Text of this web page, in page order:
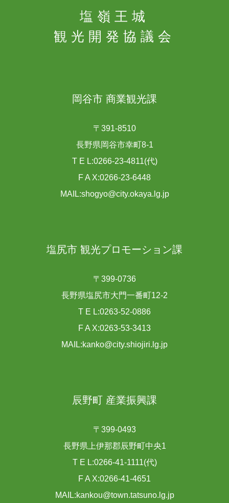
塩嶺王城
観光開発協議会
岡谷市 商業観光課
〒391-8510
長野県岡谷市幸町8-1
T E L:0266-23-4811(代)
F A X:0266-23-6448
MAIL:shogyo@city.okaya.lg.jp
塩尻市 観光プロモーション課
〒399-0736
長野県塩尻市大門一番町12-2
T E L:0263-52-0886
F A X:0263-53-3413
MAIL:kanko@city.shiojiri.lg.jp
辰野町 産業振興課
〒399-0493
長野県上伊那郡辰野町中央1
T E L:0266-41-1111(代)
F A X:0266-41-4651
MAIL:kankou@town.tatsuno.lg.jp